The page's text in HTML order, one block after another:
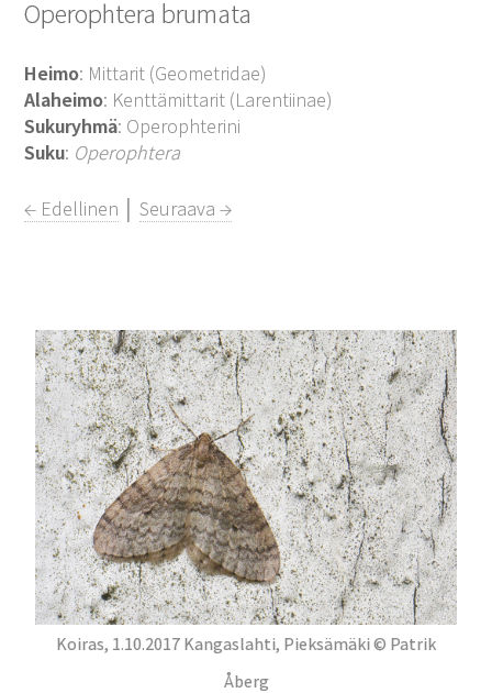
Operophtera brumata
Heimo: Mittarit (Geometridae)
Alaheimo: Kenttämittarit (Larentiinae)
Sukuryhmä: Operophterini
Suku: Operophtera
← Edellinen │Seuraava →
Koiras, 1.10.2017 Kangaslahti, Pieksämäki © Patrik
Åberg